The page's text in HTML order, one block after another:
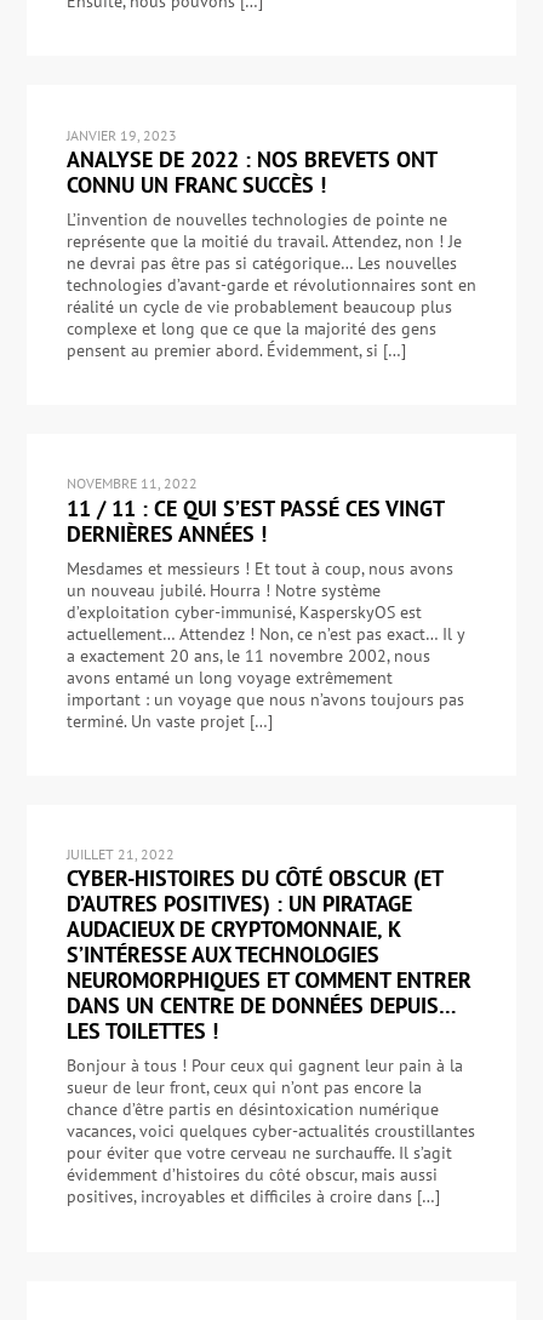
JANVIER 19, 2023
ANALYSE DE 2022 : NOS BREVETS ONT
CONNU UN FRANC SUCCÈS !
L’invention de nouvelles technologies de pointe ne
représente que la moitié du travail. Attendez, non ! Je
ne devrai pas être pas si catégorique… Les nouvelles
technologies d’avant-garde et révolutionnaires sont en
réalité un cycle de vie probablement beaucoup plus
complexe et long que ce que la majorité des gens
pensent au premier abord. Évidemment, si […]
NOVEMBRE 11, 2022
11 / 11 : CE QUI S’EST PASSÉ CES VINGT
DERNIÈRES ANNÉES !
Mesdames et messieurs ! Et tout à coup, nous avons
un nouveau jubilé. Hourra ! Notre système
d’exploitation cyber-immunisé, KasperskyOS est
actuellement… Attendez ! Non, ce n’est pas exact… Il y
a exactement 20 ans, le 11 novembre 2002, nous
avons entamé un long voyage extrêmement
important : un voyage que nous n’avons toujours pas
terminé. Un vaste projet […]
JUILLET 21, 2022
CYBER-HISTOIRES DU CÔTÉ OBSCUR (ET
D’AUTRES POSITIVES) : UN PIRATAGE
AUDACIEUX DE CRYPTOMONNAIE, K
S’INTÉRESSE AUX TECHNOLOGIES
NEUROMORPHIQUES ET COMMENT ENTRER
DANS UN CENTRE DE DONNÉES DEPUIS…
LES TOILETTES !
Bonjour à tous ! Pour ceux qui gagnent leur pain à la
sueur de leur front, ceux qui n’ont pas encore la
chance d’être partis en désintoxication numérique
vacances, voici quelques cyber-actualités croustillantes
pour éviter que votre cerveau ne surchauffe. Il s’agit
évidemment d’histoires du côté obscur, mais aussi
positives, incroyables et difficiles à croire dans […]